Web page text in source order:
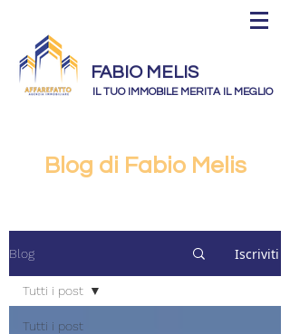
FABIO MELIS
IL TUO IMMOBILE MERITA IL MEGLIO
Blog di Fabio Melis
Blog Iscriviti
Tutti i post
Tutti i post